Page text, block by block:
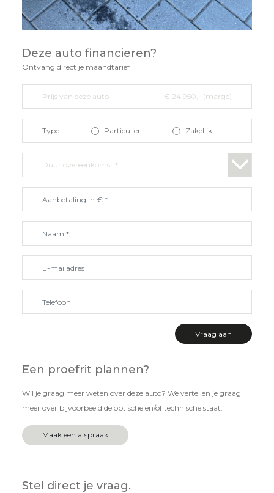
Deze auto financieren?
Ontvang direct je maandtarief
Prijs van deze auto € 24.950,- (marge)
Type Particulier Zakelijk
Een proefrit plannen?
Wil je graag meer weten over deze auto? We vertellen je graag
meer over bijvoorbeeld de optische en/of technische staat.
Maak een afspraak
Stel direct je vraag.